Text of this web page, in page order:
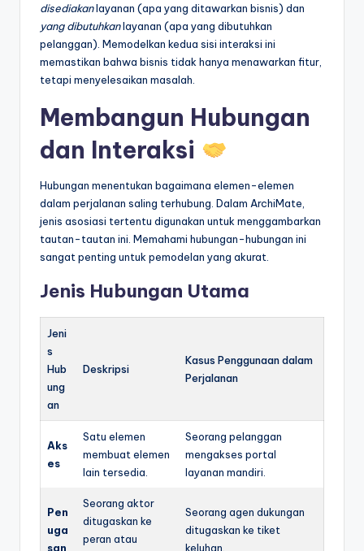
disediakanlayanan (apa yang ditawarkan bisnis) dan
yang dibutuhkanlayanan (apa yang dibutuhkan
pelanggan). Memodelkan kedua sisi interaksi ini
memastikan bahwa bisnis tidak hanya menawarkan fitur,
tetapi menyelesaikan masalah.
Membangun Hubungan
dan Interaksi
Hubungan menentukan bagaimana elemen-elemen
dalam perjalanan saling terhubung. Dalam ArchiMate,
jenis asosiasi tertentu digunakan untuk menggambarkan
tautan-tautan ini. Memahami hubungan-hubungan ini
sangat penting untuk pemodelan yang akurat.
Jenis Hubungan Utama
Jeni
s
Hub
ung
an
Deskripsi
Kasus Penggunaan dalam
Perjalanan
Aks
es
Satu elemen
membuat elemen
lain tersedia.
Seorang pelanggan
mengakses portal
layanan mandiri.
Pen
uga
san
Seorang aktor
ditugaskan ke
peran atau
Seorang agen dukungan
ditugaskan ke tiket
keluhan.